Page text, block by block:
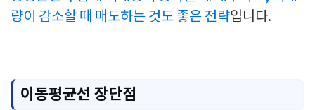
량이 감소할 때 매도하는 것도 좋은 전략입니다.
이동평균선 장단점